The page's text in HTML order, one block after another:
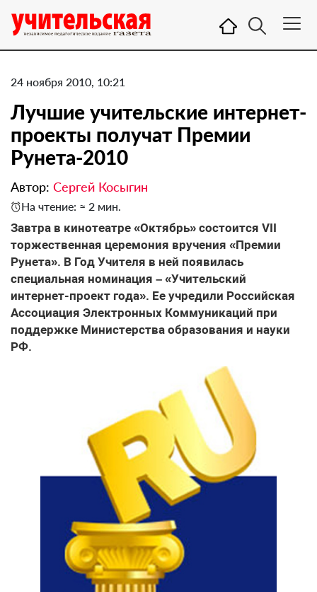
24 ноября 2010, 10:21
Лучшие учительские интернет-
проекты получат Премии
Рунета-2010
Автор: Сергей Косыгин
На чтение: ≈ 2 мин.
Завтра в кинотеатре «Октябрь» состоится VII
торжественная церемония вручения «Премии
Рунета». В Год Учителя в ней появилась
специальная номинация – «Учительский
интернет-проект года». Ее учредили Российская
Ассоциация Электронных Коммуникаций при
поддержке Министерства образования и науки
РФ.